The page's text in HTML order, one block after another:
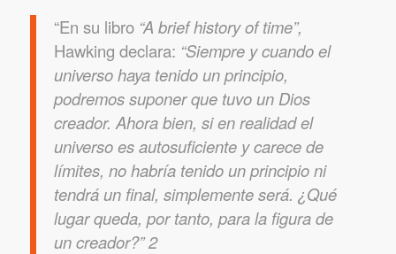
“En su libro “A brief history of time”,
Hawking declara: “Siempre y cuando el
universo haya tenido un principio,
podremos suponer que tuvo un Dios
creador. Ahora bien, si en realidad el
universo es autosuficiente y carece de
límites, no habría tenido un principio ni
tendrá un final, simplemente será. ¿Qué
lugar queda, por tanto, para la figura de
un creador?” 2